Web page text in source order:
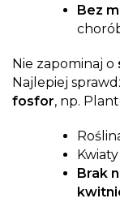
Bez
Nie zapominaj o
Najlepiej
fosfor, np.
Brak